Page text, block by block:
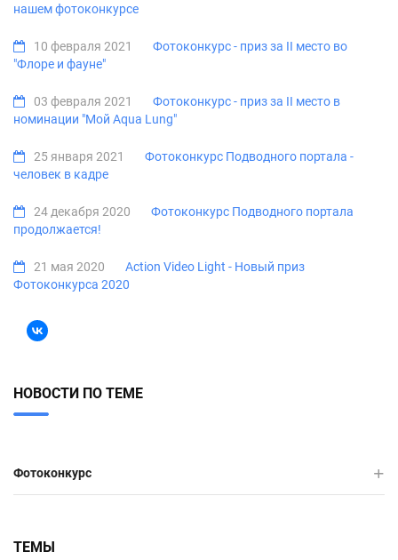
нашем фотоконкурсе
10 февраля 2021
Фотоконкурс - приз за II место во
"Флоре и фауне"
03 февраля 2021
Фотоконкурс - приз за II место в
номинации "Мой Aqua Lung"
25 января 2021
Фотоконкурс Подводного портала -
человек в кадре
24 декабря 2020
Фотоконкурс Подводного портала
продолжается!
21 мая 2020
Action Video Light - Новый приз
Фотоконкурса 2020
НОВОСТИ ПО ТЕМЕ
Фотоконкурс
ТЕМЫ